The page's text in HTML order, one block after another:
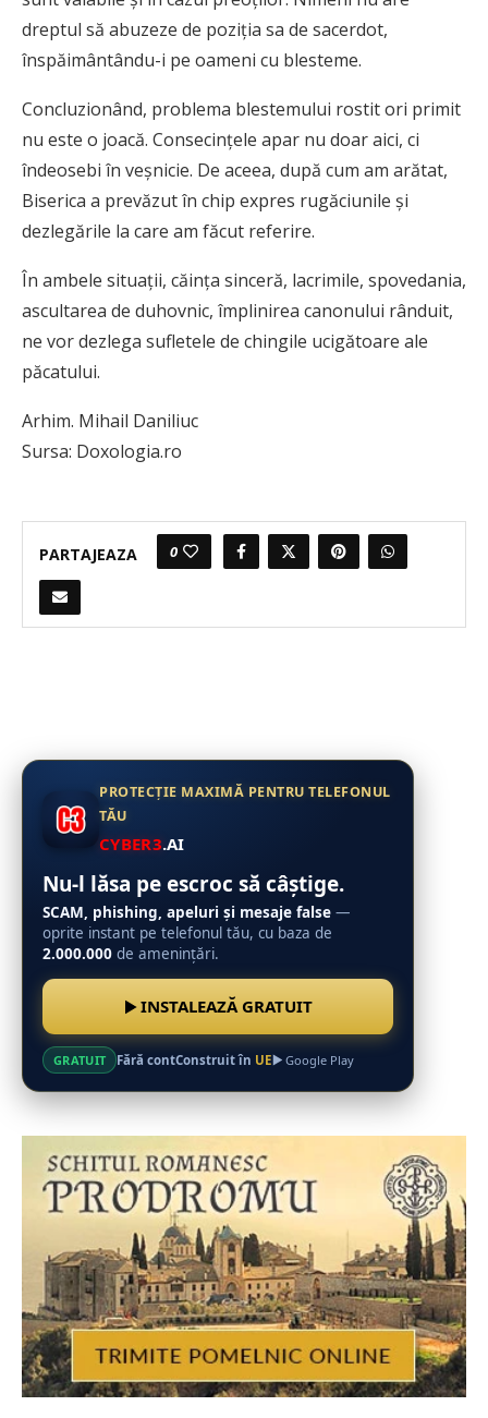
dreptul să abuzeze de poziția sa de sacerdot,
înspăimântându-i pe oameni cu blesteme.
Concluzionând, problema blestemului rostit ori primit
nu este o joacă. Consecințele apar nu doar aici, ci
îndeosebi în veșnicie. De aceea, după cum am arătat,
Biserica a prevăzut în chip expres rugăciunile și
dezlegările la care am făcut referire.
În ambele situații, căința sinceră, lacrimile, spovedania,
ascultarea de duhovnic, împlinirea canonului rânduit,
ne vor dezlega sufletele de chingile ucigătoare ale
păcatului.
Arhim. Mihail Daniliuc
Sursa: Doxologia.ro
PARTAJEAZA 0
PROTECȚIE MAXIMĂ PENTRU TELEFONUL
TĂU
CYBER3.AI
Nu-l lăsa pe escroc să câștige.
SCAM, phishing, apeluri și mesaje false —
oprite instant pe telefonul tău, cu baza de
2.000.000 de amenințări.
INSTALEAZĂ GRATUIT
GRATUIT Fără contConstruit în UE Google Play